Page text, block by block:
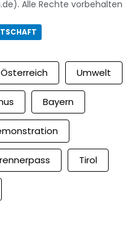
Alle Rechte vorbehalten
Österreich Umwelt
Bayern
Tirol